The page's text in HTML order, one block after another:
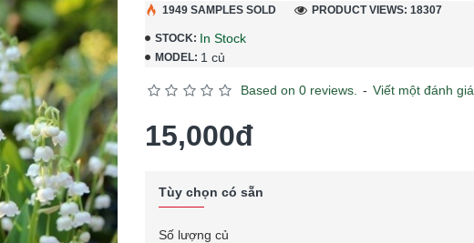
STOCK: In Stock
MODEL: 1 củ
1949 SAMPLES SOLD PRODUCT VIEWS: 18307
Based on 0 reviews. - Viết một đánh giá
15,000đ
Tùy chọn có sẵn
Số lượng củ